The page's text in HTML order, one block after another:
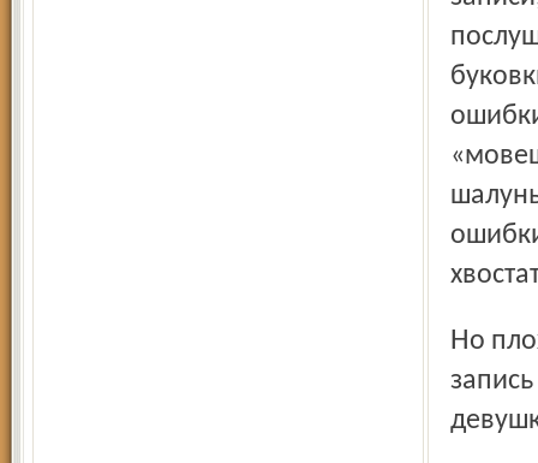
Но плохая успеваемость ещё ни о чём не говорит. Вот